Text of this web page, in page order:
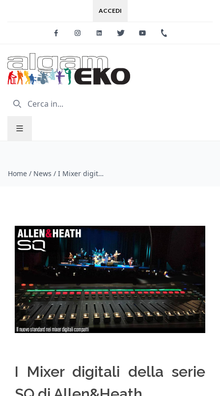
ACCEDI
FacebookInstagramLinkedinTwitter Youtube
Home / News / I Mixer digitali della serie SQ di Allen&Heath
I Mixer digitali della serie